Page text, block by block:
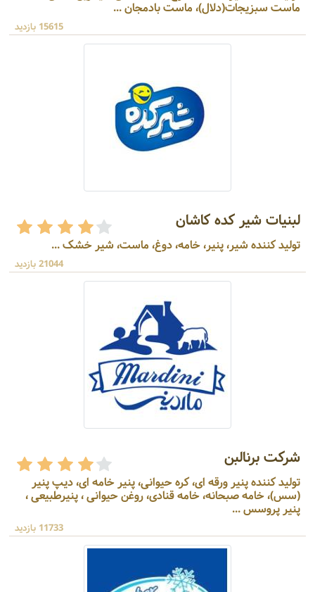
ماست سبزیجات(دلال)، ماست بادمجان ...
15615 بازدید
لبنیات شیر کده کاشان
تولید کننده شیر، پنیر، خامه، دوغ، ماست، شیر خشک ...
21044 بازدید
شرکت برنالبن
تولید کننده پنیر ورقه ای، کره حیوانی، پنیر خامه ای، دیپ پنیر
(سس)، خامه صبحانه، خامه قنادی، روغن حیوانی ، پنیرطبیعی ،
پنیر پروسس ...
11733 بازدید